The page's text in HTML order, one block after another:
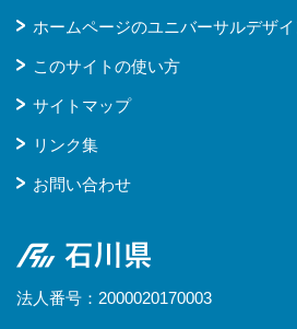
ホームページのユニバーサルデザ
このサイトの使い方
サイトマップ
リンク集
お問い合わせ
石川県
法人番号：2000020170003